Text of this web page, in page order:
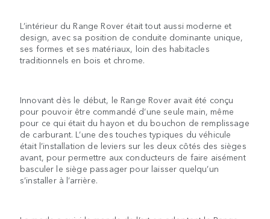
L’intérieur du Range Rover était tout aussi moderne et
design, avec sa position de conduite dominante unique,
ses formes et ses matériaux, loin des habitacles
traditionnels en bois et chrome.
Innovant dès le début, le Range Rover avait été conçu
pour pouvoir être commandé d’une seule main, même
pour ce qui était du hayon et du bouchon de remplissage
de carburant. L’une des touches typiques du véhicule
était l’installation de leviers sur les deux côtés des sièges
avant, pour permettre aux conducteurs de faire aisément
basculer le siège passager pour laisser quelqu’un
s’installer à l’arrière.